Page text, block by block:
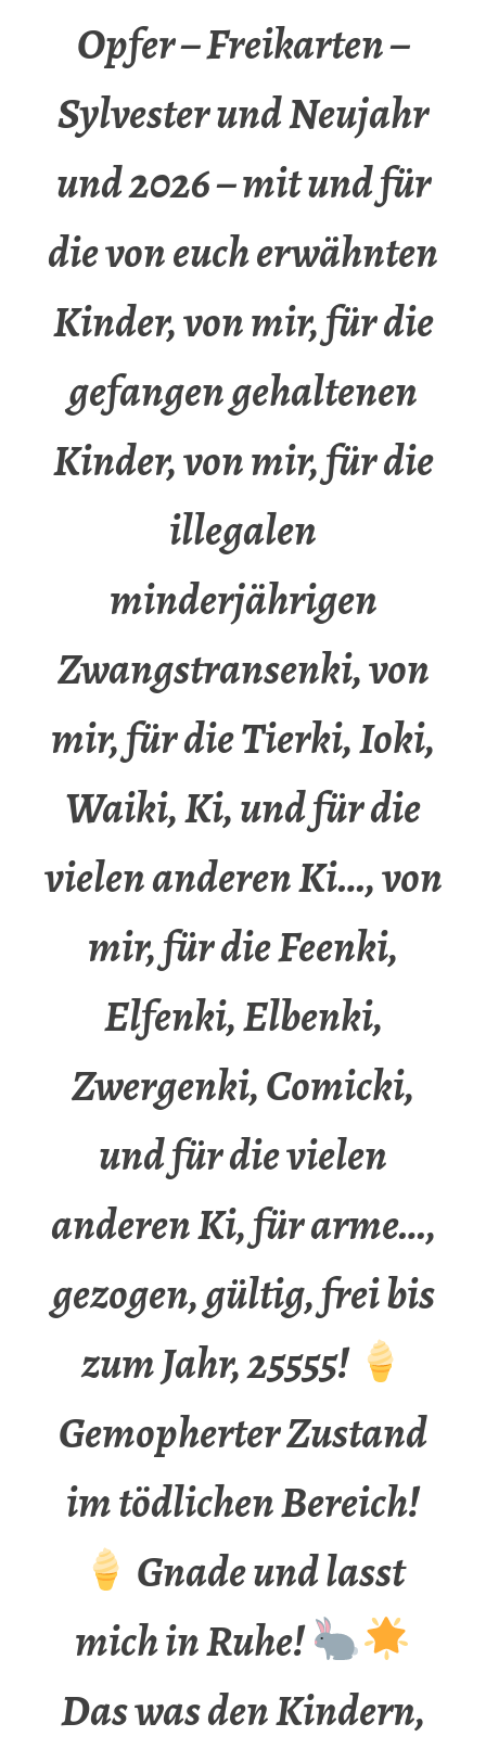
Opfer – Freikarten –
Sylvester und Neujahr
und 2026 – mit und für
die von euch erwähnten
Kinder, von mir, für die
gefangen gehaltenen
Kinder, von mir, für die
illegalen
minderjährigen
Zwangstransenki, von
mir, für die Tierki, Ioki,
Waiki, Ki, und für die
vielen anderen Ki…, von
mir, für die Feenki,
Elfenki, Elbenki,
Zwergenki, Comicki,
und für die vielen
anderen Ki, für arme…,
gezogen, gültig, frei bis
zum Jahr, 25555!
Gemopherter Zustand
im tödlichen Bereich!
Gnade und lasst
mich in Ruhe!
Das was den Kindern,